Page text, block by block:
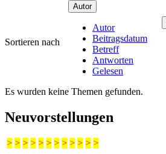
Sortieren nach
Autor
Autor
Beitragsdatum
Betreff
Antworten
Gelesen
Es wurden keine Themen gefunden.
Neuvorstellungen
> > > > > > > > > > > >